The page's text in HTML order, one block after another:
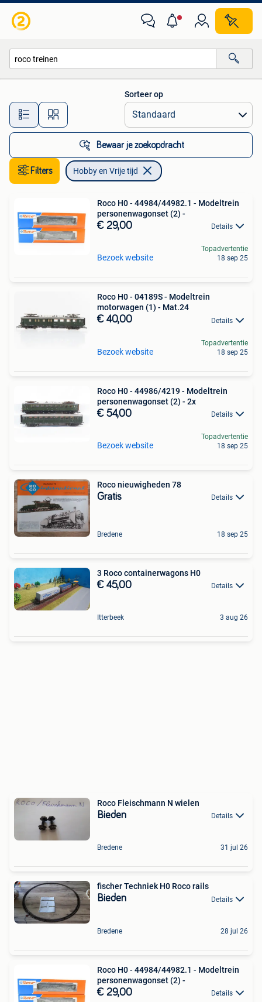
Alle afstanden…
Sorteer op
Bewaar je zoekopdracht
Filters Hobby en Vrije tijd
Roco H0 - 44984/44982.1 - Modeltrein
personenwagonset (2) -
€ 29,00 Details
Bezoek website
Topadvertentie
18 sep 25
Roco H0 - 04189S - Modeltrein
motorwagen (1) - Mat.24
€ 40,00 Details
Bezoek website
Topadvertentie
18 sep 25
Roco H0 - 44986/4219 - Modeltrein
personenwagonset (2) - 2x
€ 54,00 Details
Bezoek website
Topadvertentie
18 sep 25
Roco nieuwigheden 78
Gratis Details
Bredene 18 sep 25
3 Roco containerwagons H0
€ 45,00 Details
Itterbeek 3 aug 26
Roco Fleischmann N wielen
Bieden Details
Bredene 31 jul 26
fischer Techniek H0 Roco rails
Bieden Details
Bredene 28 jul 26
Roco H0 - 44984/44982.1 - Modeltrein
personenwagonset (2) -
€ 29,00 Details